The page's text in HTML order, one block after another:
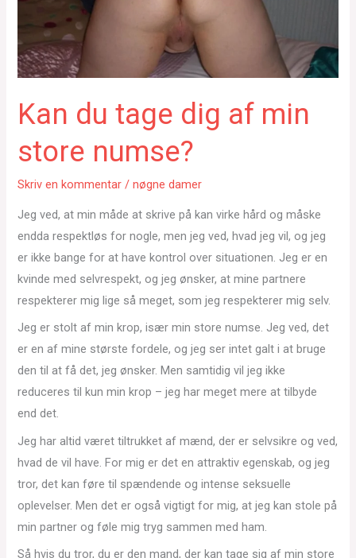
Kan du tage dig af min
store numse?
Skriv en kommentar /nøgne damer
Jeg ved, at min måde at skrive på kan virke hård og måske
endda respektløs for nogle, men jeg ved, hvad jeg vil, og jeg
er ikke bange for at have kontrol over situationen. Jeg er en
kvinde med selvrespekt, og jeg ønsker, at mine partnere
respekterer mig lige så meget, som jeg respekterer mig selv.
Jeg er stolt af min krop, især min store numse. Jeg ved, det
er en af mine største fordele, og jeg ser intet galt i at bruge
den til at få det, jeg ønsker. Men samtidig vil jeg ikke
reduceres til kun min krop – jeg har meget mere at tilbyde
end det.
Jeg har altid været tiltrukket af mænd, der er selvsikre og ved,
hvad de vil have. For mig er det en attraktiv egenskab, og jeg
tror, det kan føre til spændende og intense seksuelle
oplevelser. Men det er også vigtigt for mig, at jeg kan stole på
min partner og føle mig tryg sammen med ham.
Så hvis du tror, du er den mand, der kan tage sig af min store